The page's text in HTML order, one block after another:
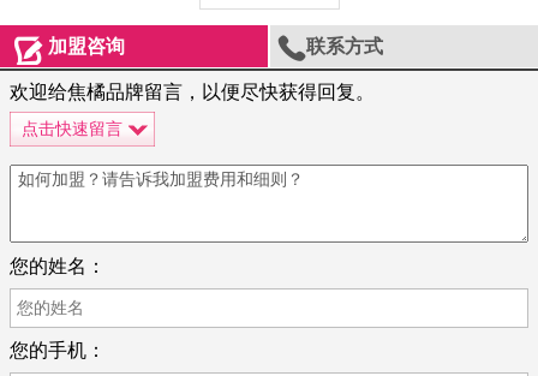
加盟咨询 联系方式
欢迎给焦橘品牌留言，以便尽快获得回复。
点击快速留言
您的姓名：
您的手机：